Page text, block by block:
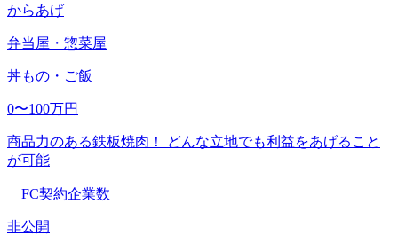
からあげ
弁当屋・惣菜屋
丼もの・ご飯
0〜100万円
商品力のある鉄板焼肉！ どんな立地でも利益をあげること
が可能
FC契約企業数
非公開